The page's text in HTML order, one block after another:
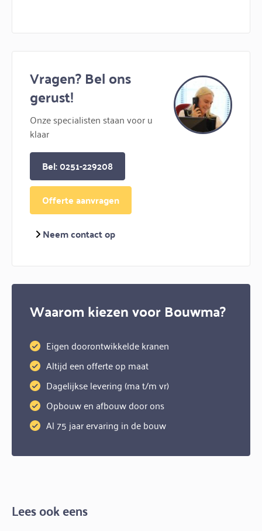
Vragen? Bel ons
gerust!
Onze specialisten staan voor u
klaar
Bel: 0251-229208
Offerte aanvragen
Neem contact op
Waarom kiezen voor Bouwma?
Eigen doorontwikkelde kranen
Altijd een offerte op maat
Dagelijkse levering (ma t/m vr)
Opbouw en afbouw door ons
Al 75 jaar ervaring in de bouw
Lees ook eens